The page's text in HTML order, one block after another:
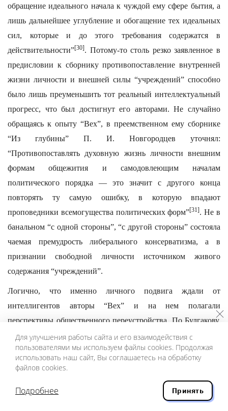
обращение идеального начала к чуждой ему сфере бытия, а
лишь дальнейшее углубление и обогащение тех идеальных
сил, которые и до этого требования содержатся в
действительности”[30]. Потому-то столь резко заявленное в
предисловии к сборнику противопоставление внутренней
жизни личности и внешней силы “учреждений” способно
было лишь преуменьшить тот реальный интеллектуальный
прогресс, что был достигнут его авторами. Не случайно
обращаясь к опыту “Вех”, в преемственном ему сборнике
“Из глубины” П. И. Новгородцев уточнял:
“Противопоставлять духовную жизнь личности внешним
формам общежития и самодовлеющим началам
политического порядка — это значит с другого конца
повторять ту самую ошибку, в которую впадают
проповедники всемогущества политических форм”[31]. Не в
банальном “с одной стороны”, “с другой стороны” состояла
чаемая премудрость либерального консерватизма, а в
признании свободной личности источником живого
содержания “учреждений”.
Логично, что именно личного подвига ждали от
интеллигентов авторы “Вех” и на нем полагали
перспективы общественного переустройства. По Булгакову,
на “новые практические пути” могли стать только “новые
люди”: “Речь идет... о самой человеческой личности, не о
деятельности, но о деятеле”. На “воспитание человека”
надеялся Струве: ответственность, профессионализм,
“личная годность” — вот что позволило бы, по его мнению,
Для улучшения работы сайта и его взаимодействия с
пользователями мы используем файлы cookies. Продолжая
использовать наш сайт, Вы соглашаетесь на обработку
файлов cookies.
Подробнее Принять